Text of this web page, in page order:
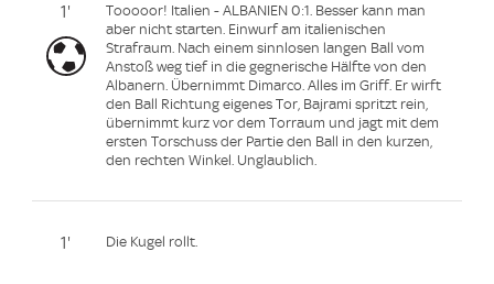
1'
Tooooor! Italien - ALBANIEN 0:1. Besser kann man
aber nicht starten. Einwurf am italienischen
Strafraum. Nach einem sinnlosen langen Ball vom
Anstoß weg tief in die gegnerische Hälfte von den
Albanern. Übernimmt Dimarco. Alles im Griff. Er wirft
den Ball Richtung eigenes Tor, Bajrami spritzt rein,
übernimmt kurz vor dem Torraum und jagt mit dem
ersten Torschuss der Partie den Ball in den kurzen,
den rechten Winkel. Unglaublich.
1' Die Kugel rollt.